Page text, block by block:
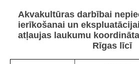
Akvakultūras darbībai
ierīkošanai un
atļaujas laukumu
Rīgas līcī